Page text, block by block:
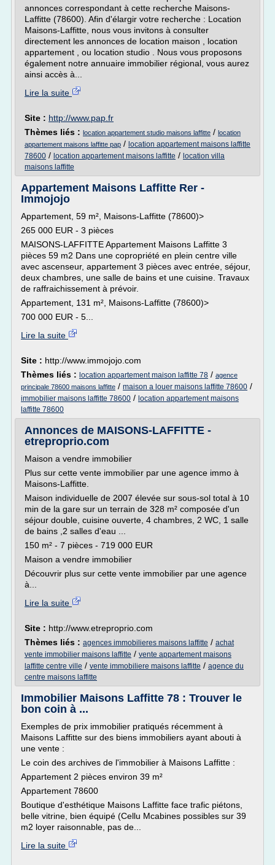
annonces correspondant à cette recherche Maisons-
Laffitte (78600). Afin d'élargir votre recherche : Location
Maisons-Laffitte, nous vous invitons à consulter
directement les annonces de location maison , location
appartement , ou location studio . Nous vous proposons
également notre annuaire immobilier régional, vous aurez
ainsi accès à...
Lire la suite
Site : http://www.pap.fr
Thèmes liés : location appartement studio maisons laffitte / location
appartement maisons laffitte pap / location appartement maisons laffitte
78600 / location appartement maisons laffitte / location villa
maisons laffitte
Appartement Maisons Laffitte Rer -
Immojojo
Appartement, 59 m², Maisons-Laffitte (78600)>
265 000 EUR - 3 pièces
MAISONS-LAFFITTE Appartement Maisons Laffitte 3
pièces 59 m2 Dans une copropriété en plein centre ville
avec ascenseur, appartement 3 pièces avec entrée, séjour,
deux chambres, une salle de bains et une cuisine. Travaux
de raffraichissement à prévoir.
Appartement, 131 m², Maisons-Laffitte (78600)>
700 000 EUR - 5...
Lire la suite
Site : http://www.immojojo.com
Thèmes liés : location appartement maison laffitte 78 / agence
principale 78600 maisons laffitte / maison a louer maisons laffitte 78600 /
immobilier maisons laffitte 78600 / location appartement maisons
laffitte 78600
Annonces de MAISONS-LAFFITTE -
etreproprio.com
Maison a vendre immobilier
Plus sur cette vente immobilier par une agence immo à
Maisons-Laffitte.
Maison individuelle de 2007 élevée sur sous-sol total à 10
min de la gare sur un terrain de 328 m² composée d'un
séjour double, cuisine ouverte, 4 chambres, 2 WC, 1 salle
de bains ,2 salles d'eau ...
150 m² - 7 pièces - 719 000 EUR
Maison a vendre immobilier
Découvrir plus sur cette vente immobilier par une agence
à...
Lire la suite
Site : http://www.etreproprio.com
Thèmes liés : agences immobilieres maisons laffitte / achat
vente immobilier maisons laffitte / vente appartement maisons
laffitte centre ville / vente immobiliere maisons laffitte / agence du
centre maisons laffitte
Immobilier Maisons Laffitte 78 : Trouver le
bon coin à ...
Exemples de prix immobilier pratiqués récemment à
Maisons Laffitte sur des biens immobiliers ayant abouti à
une vente :
Le coin des archives de l'immobilier à Maisons Laffitte :
Appartement 2 pièces environ 39 m²
Appartement 78600
Boutique d'esthétique Maisons Laffitte face trafic piétons,
belle vitrine, bien équipé (Cellu Mcabines possibles sur 39
m2 loyer raisonnable, pas de...
Lire la suite